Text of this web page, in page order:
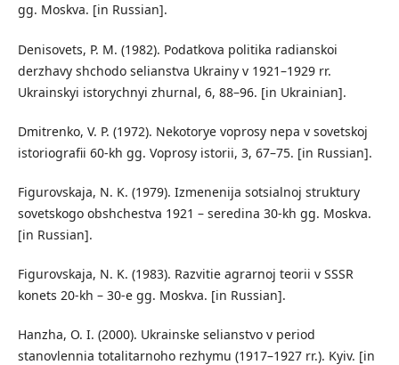
gg. Moskva. [in Russian].
Denisovets, P. M. (1982). Podatkova politika radianskoi
derzhavy shchodo selianstva Ukrainy v 1921–1929 rr.
Ukrainskyi istorychnyi zhurnal, 6, 88–96. [in Ukrainian].
Dmitrenko, V. P. (1972). Nekotorye voprosy nepa v sovetskoj
istoriografii 60-kh gg. Voprosy istorii, 3, 67–75. [in Russian].
Figurovskaja, N. K. (1979). Izmenenija sotsialnoj struktury
sovetskogo obshchestva 1921 – seredina 30-kh gg. Moskva.
[in Russian].
Figurovskaja, N. K. (1983). Razvitie agrarnoj teorii v SSSR
konets 20-kh – 30-e gg. Moskva. [in Russian].
Hanzha, O. I. (2000). Ukrainske selianstvo v period
stanovlennia totalitarnoho rezhymu (1917–1927 rr.). Kyiv. [in